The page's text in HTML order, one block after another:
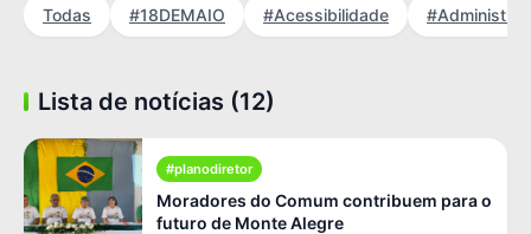
Todas #18DEMAIO #Acessibilidade
Lista de notícias (12)
#planodiretor
Moradores do Comum contribuem para o
futuro de Monte Alegre